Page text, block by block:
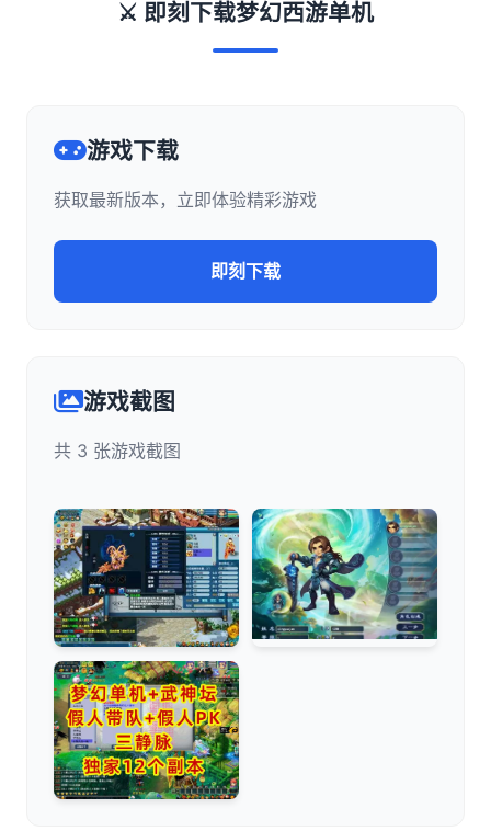
⚔️ 即刻下载梦幻西游单机
游戏下载
获取最新版本，立即体验精彩游戏
即刻下载
游戏截图
共 3 张游戏截图